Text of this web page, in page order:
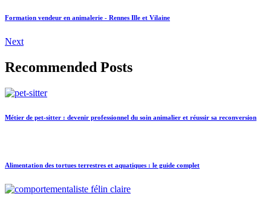
Formation vendeur en animalerie - Rennes Ille et Vilaine
Next
Recommended Posts
Métier de pet-sitter : devenir professionnel du soin animalier et réussir sa reconversion
Alimentation des tortues terrestres et aquatiques : le guide complet